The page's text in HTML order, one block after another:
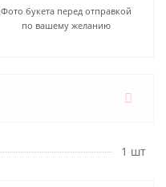
Фото букета перед отправкой
по вашему желанию
1 шт